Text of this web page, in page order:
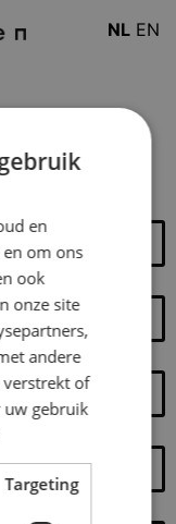
NL EN
en
om ons
ook
onze site
andere
of
uw gebruik
Targeting